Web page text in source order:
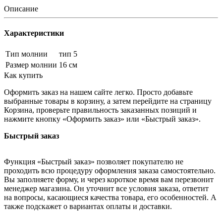
Описание
Характеристики
Тип молнии
тип 5
Размер молнии 16 см
Как купить
Оформить заказ на нашем сайте легко. Просто добавьте
выбранные товары в корзину, а затем перейдите на страницу
Корзина, проверьте правильность заказанных позиций и
нажмите кнопку «Оформить заказ» или «Быстрый заказ».
Быстрый заказ
Функция «Быстрый заказ» позволяет покупателю не
проходить всю процедуру оформления заказа самостоятельно.
Вы заполняете форму, и через короткое время вам перезвонит
менеджер магазина. Он уточнит все условия заказа, ответит
на вопросы, касающиеся качества товара, его особенностей. А
также подскажет о вариантах оплаты и доставки.